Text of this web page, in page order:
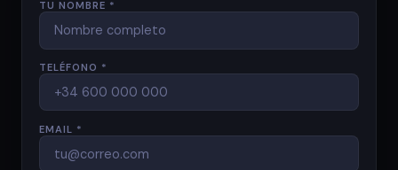
TU NOMBRE *
TELÉFONO *
EMAIL *